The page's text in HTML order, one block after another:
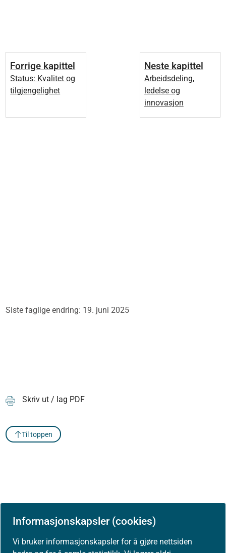
Informasjonskapsler (cookies)
Vi bruker informasjonskapsler for å gjøre nettsiden
Forrige kapittel
Status: Kvalitet og
tilgjengelighet
Neste kapittel
Arbeidsdeling,
ledelse og
innovasjon
Siste faglige endring: 19. juni 2025
Skriv ut / lag PDF
Til toppen
Om Helsedirektoratet